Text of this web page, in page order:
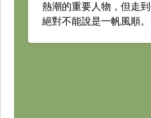
熱潮的重要人物，但走到
絕對不能說是一帆風順。